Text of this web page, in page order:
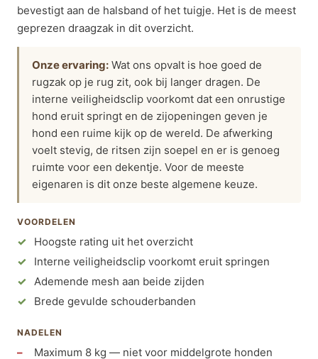
bevestigt aan de halsband of het tuigje. Het is de meest
geprezen draagzak in dit overzicht.
Onze ervaring: Wat ons opvalt is hoe goed de
rugzak op je rug zit, ook bij langer dragen. De
interne veiligheidsclip voorkomt dat een onrustige
hond eruit springt en de zijopeningen geven je
hond een ruime kijk op de wereld. De afwerking
voelt stevig, de ritsen zijn soepel en er is genoeg
ruimte voor een dekentje. Voor de meeste
eigenaren is dit onze beste algemene keuze.
VOORDELEN
Hoogste rating uit het overzicht
Interne veiligheidsclip voorkomt eruit springen
Ademende mesh aan beide zijden
Brede gevulde schouderbanden
NADELEN
Maximum 8 kg — niet voor middelgrote honden